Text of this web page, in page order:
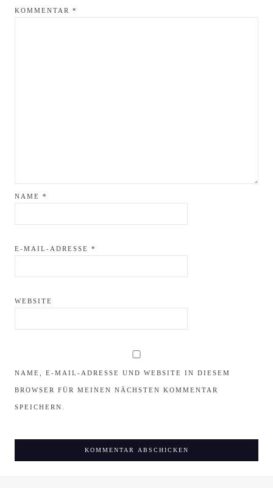
KOMMENTAR *
NAME *
E-MAIL-ADRESSE *
WEBSITE
NAME, E-MAIL-ADRESSE UND WEBSITE IN DIESEM
BROWSER FÜR MEINEN NÄCHSTEN KOMMENTAR
SPEICHERN.